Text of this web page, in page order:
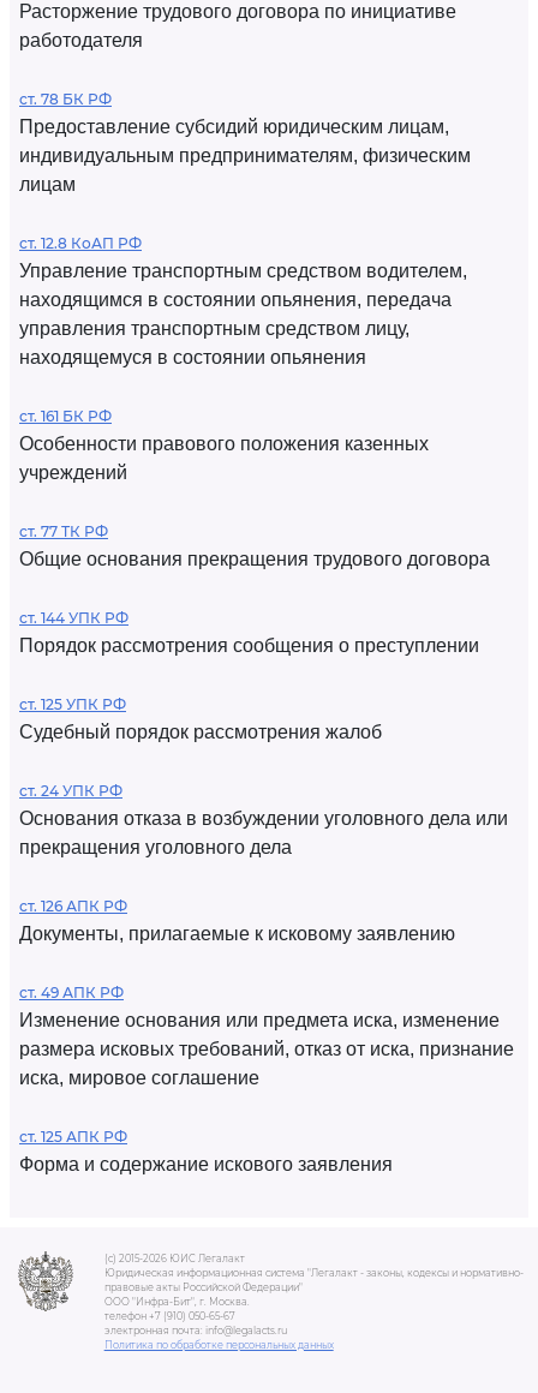
Расторжение трудового договора по инициативе
работодателя
ст. 78 БК РФ
Предоставление субсидий юридическим лицам,
индивидуальным предпринимателям, физическим
лицам
ст. 12.8 КоАП РФ
Управление транспортным средством водителем,
находящимся в состоянии опьянения, передача
управления транспортным средством лицу,
находящемуся в состоянии опьянения
ст. 161 БК РФ
Особенности правового положения казенных
учреждений
ст. 77 ТК РФ
Общие основания прекращения трудового договора
ст. 144 УПК РФ
Порядок рассмотрения сообщения о преступлении
ст. 125 УПК РФ
Судебный порядок рассмотрения жалоб
ст. 24 УПК РФ
Основания отказа в возбуждении уголовного дела или
прекращения уголовного дела
ст. 126 АПК РФ
Документы, прилагаемые к исковому заявлению
ст. 49 АПК РФ
Изменение основания или предмета иска, изменение
размера исковых требований, отказ от иска, признание
иска, мировое соглашение
ст. 125 АПК РФ
Форма и содержание искового заявления
(c) 2015-2026 ЮИС Легалакт
Юридическая информационная система "Легалакт - законы, кодексы и нормативно-
правовые акты Российской Федерации"
ООО "Инфра-Бит", г. Москва.
телефон +7 (910) 050-65-67
электронная почта: info@legalacts.ru
Политика по обработке персональных данных